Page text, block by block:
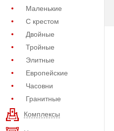
Маленькие
С крестом
Двойные
Тройные
Элитные
Европейские
Часовни
Гранитные
Комплексы